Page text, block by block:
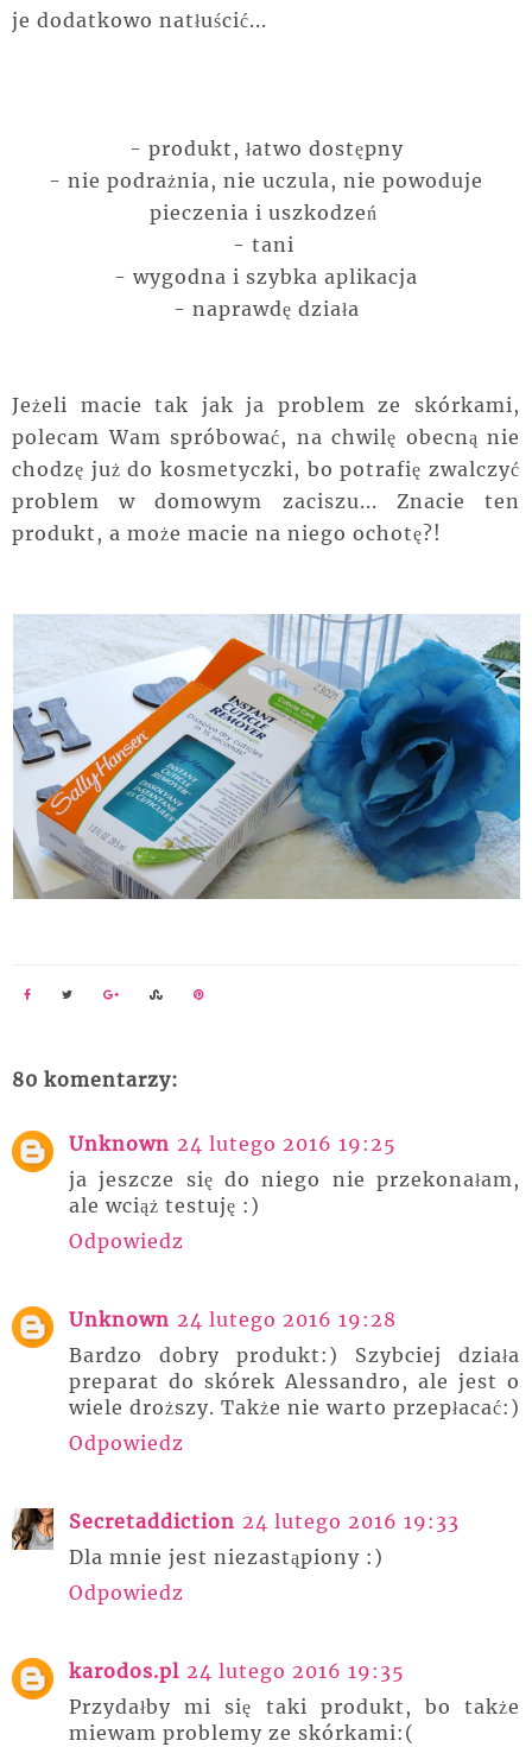
je dodatkowo natłuścić...
- produkt, łatwo dostępny
- nie podrażnia, nie uczula, nie powoduje
pieczenia i uszkodzeń
- tani
- wygodna i szybka aplikacja
- naprawdę działa
Jeżeli macie tak jak ja problem ze skórkami,
polecam Wam spróbować, na chwilę obecną nie
chodzę już do kosmetyczki, bo potrafię zwalczyć
problem w domowym zaciszu... Znacie ten
produkt, a może macie na niego ochotę?!
80 komentarzy:
Unknown 24 lutego 2016 19:25
ja jeszcze się do niego nie przekonałam,
ale wciąż testuję :)
Odpowiedz
Unknown 24 lutego 2016 19:28
Bardzo dobry produkt:) Szybciej działa
preparat do skórek Alessandro, ale jest o
wiele droższy. Także nie warto przepłacać:)
Odpowiedz
Secretaddiction 24 lutego 2016 19:33
Dla mnie jest niezastąpiony :)
Odpowiedz
karodos.pl 24 lutego 2016 19:35
Przydałby mi się taki produkt, bo także
miewam problemy ze skórkami:(